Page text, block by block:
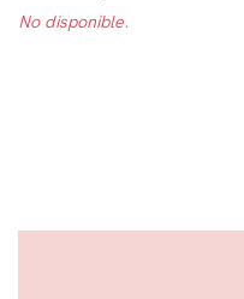
No disponible.